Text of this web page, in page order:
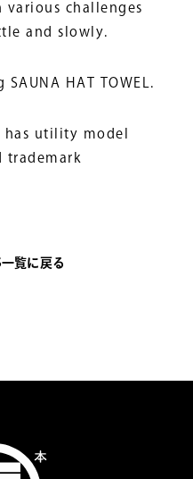
challenges
and slowly.
HAT TOWEL.
has utility model
trademark
一覧に戻る